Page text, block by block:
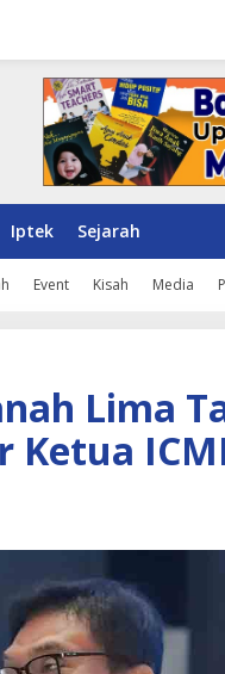
Iptek Sejarah
Event Kisah Media
Lima
Ketua